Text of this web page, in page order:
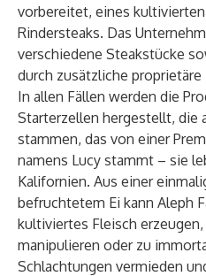
vorbereitet, eines
Rindersteaks. Das
verschiedene Steakstücke
durch zusätzliche
In allen Fällen werden die
Starterzellen hergestellt, die
stammen, das von einer
namens Lucy stammt – sie
Kalifornien. Aus einer
befruchtetem Ei kann Aleph
kultiviertes Fleisch
manipulieren oder zu
Schlachtungen vermieden